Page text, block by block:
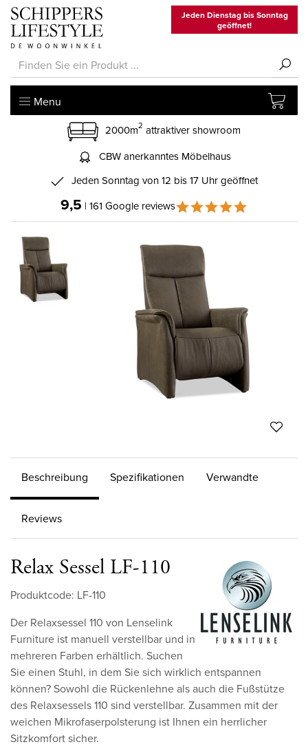
Jeden Dienstag bis Sonntag
geöffnet!
Menu
2000m2 attraktiver showroom
CBW anerkanntes Möbelhaus
Jeden Sonntag von 12 bis 17 Uhr geöffnet
9,5 | 161 Google reviews
Beschreibung Spezifikationen Verwandte
Reviews
Relax Sessel LF-110
Produktcode: LF-110
Der Relaxsessel 110 von Lenselink
Furniture ist manuell verstellbar und in
mehreren Farben erhältlich. Suchen
Sie einen Stuhl, in dem Sie sich wirklich entspannen
können? Sowohl die Rückenlehne als auch die Fußstütze
des Relaxsessels 110 sind verstellbar. Zusammen mit der
weichen Mikrofaserpolsterung ist Ihnen ein herrlicher
Sitzkomfort sicher.